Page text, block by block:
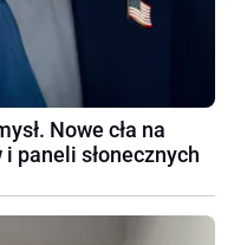
Nowe cła na
paneli słonecznych